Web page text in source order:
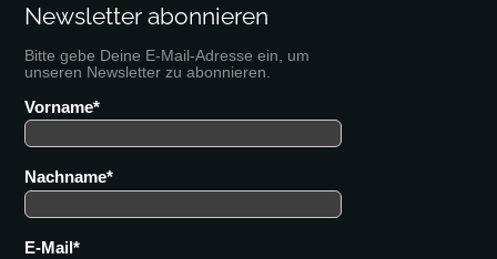
Newsletter abonnieren
Bitte gebe Deine E-Mail-Adresse ein, um
unseren Newsletter zu abonnieren.
Vorname
Nachname
E-Mail